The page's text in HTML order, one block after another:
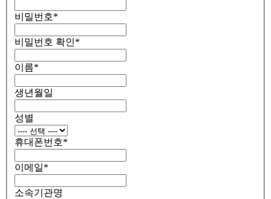
비밀번호*
비밀번호 확인*
이름*
생년월일
성별
휴대폰번호*
이메일*
소속기관명